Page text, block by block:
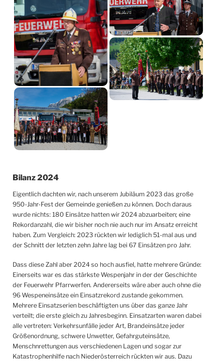
Bilanz 2024
Eigentlich dachten wir, nach unserem Jubiläum 2023 das große
950-Jahr-Fest der Gemeinde genießen zu können. Doch daraus
wurde nichts: 180 Einsätze hatten wir 2024 abzuarbeiten; eine
Rekordanzahl, die wir bisher noch nie auch nur im Ansatz erreicht
haben. Zum Vergleich: 2023 rückten wir lediglich 51-mal aus und
der Schnitt der letzten zehn Jahre lag bei 67 Einsätzen pro Jahr.
Dass diese Zahl aber 2024 so hoch ausfiel, hatte mehrere Gründe:
Einerseits war es das stärkste Wespenjahr in der der Geschichte
der Feuerwehr Pfarrwerfen. Andererseits wäre aber auch ohne die
96 Wespeneinsätze ein Einsatzrekord zustande gekommen.
Mehrere Einsatzserien beschäftigten uns über das ganze Jahr
verteilt; die erste gleich zu Jahresbeginn. Einsatzarten waren dabei
alle vertreten: Verkehrsunfälle jeder Art, Brandeinsätze jeder
Größenordnung, schwere Unwetter, Gefahrguteinsätze,
Menschnrettungen aus verschiedenen Lagen und sogar zur
Katastrophenhilfe nach Niederösterreich rückten wir aus. Dazu